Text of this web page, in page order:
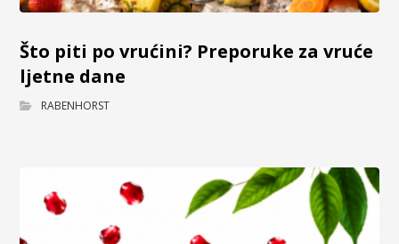
Što piti po vrućini? Preporuke za vruće
ljetne dane
RABENHORST